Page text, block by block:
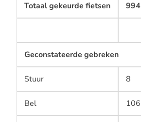
Totaal gekeurde fietsen 994
Geconstateerde gebreken
Stuur 8
Bel 106